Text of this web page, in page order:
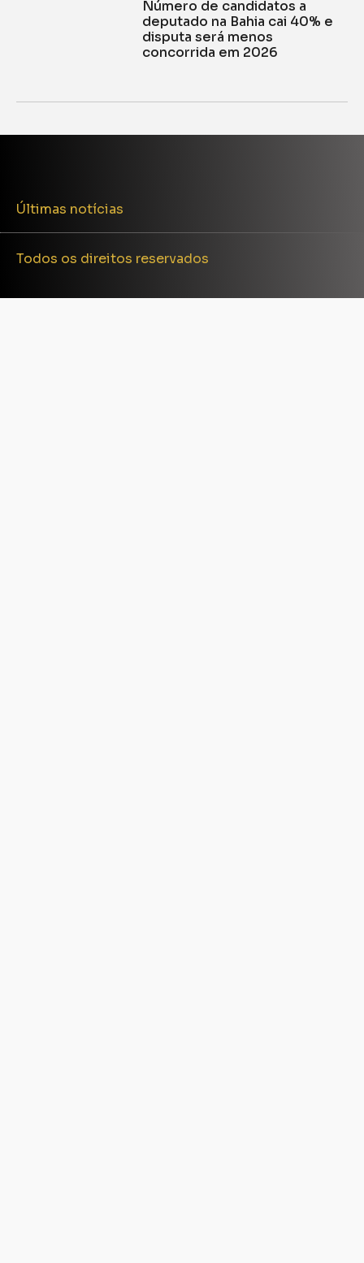
Número de candidatos a
deputado na Bahia cai 40% e
disputa será menos
concorrida em 2026
Últimas notícias
Todos os direitos reservados